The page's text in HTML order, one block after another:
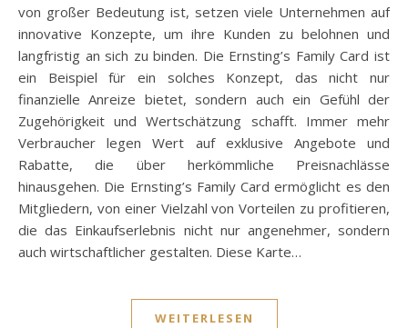
von großer Bedeutung ist, setzen viele Unternehmen auf
innovative Konzepte, um ihre Kunden zu belohnen und
langfristig an sich zu binden. Die Ernsting’s Family Card ist
ein Beispiel für ein solches Konzept, das nicht nur
finanzielle Anreize bietet, sondern auch ein Gefühl der
Zugehörigkeit und Wertschätzung schafft. Immer mehr
Verbraucher legen Wert auf exklusive Angebote und
Rabatte, die über herkömmliche Preisnachlässe
hinausgehen. Die Ernsting’s Family Card ermöglicht es den
Mitgliedern, von einer Vielzahl von Vorteilen zu profitieren,
die das Einkaufserlebnis nicht nur angenehmer, sondern
auch wirtschaftlicher gestalten. Diese Karte…
WEITERLESEN